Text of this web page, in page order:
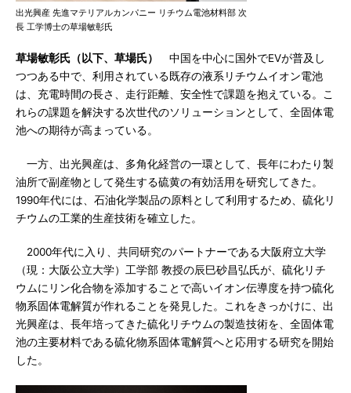
出光興産 先進マテリアルカンパニー リチウム電池材料部 次
長 工学博士の草場敏彰氏
草場敏彰氏（以下、草場氏）
中国を中心に国外でEVが普及し
つつある中で、利用されている既存の液系リチウムイオン電池
は、充電時間の長さ、走行距離、安全性で課題を抱えている。こ
れらの課題を解決する次世代のソリューションとして、全固体電
池への期待が高まっている。
一方、出光興産は、多角化経営の一環として、長年にわたり製
油所で副産物として発生する硫黄の有効活用を研究してきた。
1990年代には、石油化学製品の原料として利用するため、硫化リ
チウムの工業的生産技術を確立した。
2000年代に入り、共同研究のパートナーである大阪府立大学
（現：大阪公立大学）工学部 教授の辰巳砂昌弘氏が、硫化リチ
ウムにリン化合物を添加することで高いイオン伝導度を持つ硫化
物系固体電解質が作れることを発見した。これをきっかけに、出
光興産は、長年培ってきた硫化リチウムの製造技術を、全固体電
池の主要材料である硫化物系固体電解質へと応用する研究を開始
した。